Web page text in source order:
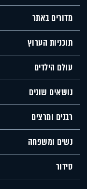
מדורים באתר
תוכניות הערוץ
עולם הילדים
נושאים שונים
רבנים ומרצים
נשים ומשפחה
סידור